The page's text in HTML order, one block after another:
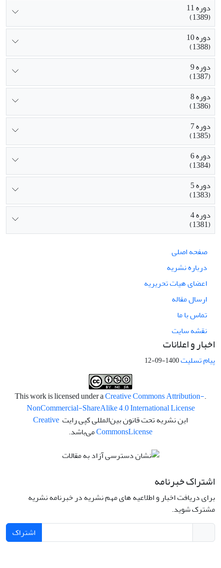
دوره 11
(1389)
دوره 10
(1388)
دوره 9
(1387)
دوره 8
(1386)
دوره 7
(1385)
دوره 6
(1384)
دوره 5
(1383)
دوره 4
(1381)
صفحه اصلی
درباره نشریه
اعضای هیات تحریریه
ارسال مقاله
تماس با ما
نقشه سایت
اخبار و اعلانات
پیام تسلیت1400-09-12
.This work is licensed under a
Creative Commons Attribution-
NonCommercial-ShareAlike 4.0 International License
این نشریه تحت قانون بین‌المللی کپی رایت Creative
CommonsLicense می‌باشد.
اشتراک خبرنامه
برای دریافت اخبار و اطلاعیه های مهم نشریه در خبرنامه نشریه
مشترک شوید.
اشتراک